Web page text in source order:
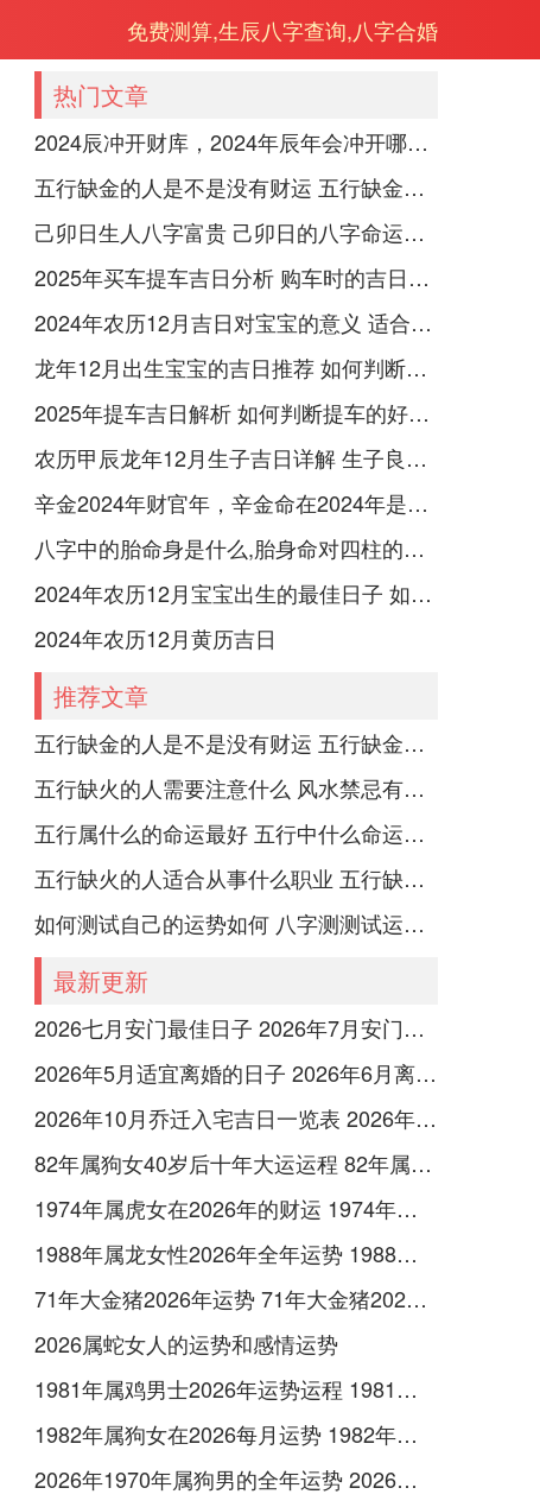
免费测算,生辰八字查询,八字合婚
热门文章
2024辰冲开财库，2024年辰年会冲开哪些人的财库
五行缺金的人是不是没有财运 五行缺金的人命运好不好
己卯日生人八字富贵 己卯日的八字命运如何
2025年买车提车吉日分析 购车时的吉日与禁忌
2024年农历12月吉日对宝宝的意义 适合龙年宝宝出生的日子有哪些
龙年12月出生宝宝的吉日推荐 如何判断吉日是否适合宝宝
2025年提车吉日解析 如何判断提车的好日子
农历甲辰龙年12月生子吉日详解 生子良辰的影响因素
辛金2024年财官年，辛金命在2024年是财官年还是财印年
八字中的胎命身是什么,胎身命对四柱的影响
2024年农历12月宝宝出生的最佳日子 如何挑选适合的吉日
2024年农历12月黄历吉日
推荐文章
五行缺金的人是不是没有财运 五行缺金的人命运好不好
五行缺火的人需要注意什么 风水禁忌有哪些
五行属什么的命运最好 五行中什么命运势旺盛
五行缺火的人适合从事什么职业 五行缺火的人适合从事的职业有哪些
如何测试自己的运势如何 八字测测试运运程
最新更新
2026七月安门最佳日子 2026年7月安门哪天好
2026年5月适宜离婚的日子 2026年6月离婚日子
2026年10月乔迁入宅吉日一览表 2026年10月26日乔迁新居好吗
82年属狗女40岁后十年大运运程 82年属狗女未来十年大运
1974年属虎女在2026年的财运 1974年属虎女取名字
1988年属龙女性2026年全年运势 1988年属龙女一生命运及婚姻
71年大金猪2026年运势 71年大金猪2026运势
2026属蛇女人的运势和感情运势
1981年属鸡男士2026年运势运程 1981年属鸡男的是什么命
1982年属狗女在2026每月运势 1982年属狗女三个坎
2026年1970年属狗男的全年运势 2026年1972年女鼠生肖运势